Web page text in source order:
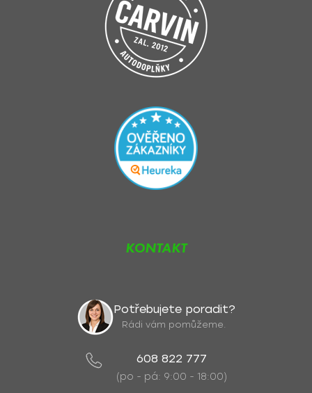
KONTAKT
Potřebujete poradit?
Rádi vám pomůžeme.
608 822 777
(po - pá: 9:00 - 18:00)